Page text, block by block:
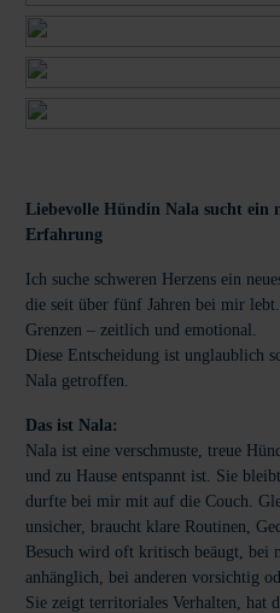
Liebevolle Hündin Nala sucht ein
Erfahrung
Ich suche schweren Herzens ein
die seit über fünf Jahren bei mir
Grenzen – zeitlich und emotional.
Diese Entscheidung ist unglaublich
Nala getroffen.
Das ist Nala:
Nala ist eine verschmuste, treue
und zu Hause entspannt ist. Sie
durfte bei mir mit auf die Couch.
unsicher, braucht klare Routinen,
Besuch wird oft kritisch beäugt, bei
anhänglich, bei anderen vorsichtig
Sie zeigt territoriales Verhalten, hat